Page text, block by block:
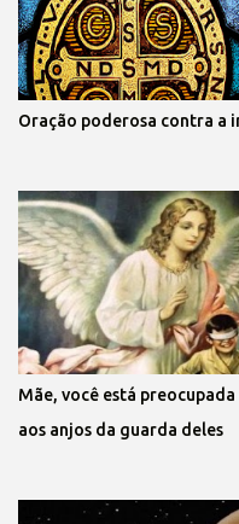
Oração poderosa contra a
Mãe, você está
aos anjos da guarda deles